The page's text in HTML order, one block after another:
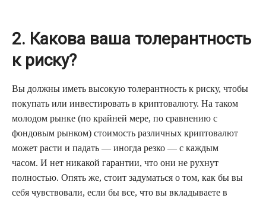
2. Какова ваша толерантность
к риску?
Вы должны иметь высокую толерантность к риску, чтобы
покупать или инвестировать в криптовалюту. На таком
молодом рынке (по крайней мере, по сравнению с
фондовым рынком) стоимость различных криптовалют
может расти и падать — иногда резко — с каждым
часом. И нет никакой гарантии, что они не рухнут
полностью. Опять же, стоит задуматься о том, как бы вы
себя чувствовали, если бы все, что вы вкладываете в